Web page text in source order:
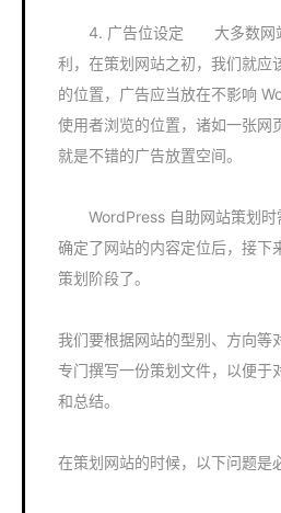
4. 广告位设定 大多数网站
利，在策划网站之初，我们就应
的位置，广告应当放在不影响
使用者浏览的位置，诸如一张网
就是不错的广告放置空间。
WordPress 自助网站策划
确定了网站的内容定位后，接下
策划阶段了。
我们要根据网站的型别、方向等
专门撰写一份策划文件，以便于
和总结。
在策划网站的时候，以下问题是